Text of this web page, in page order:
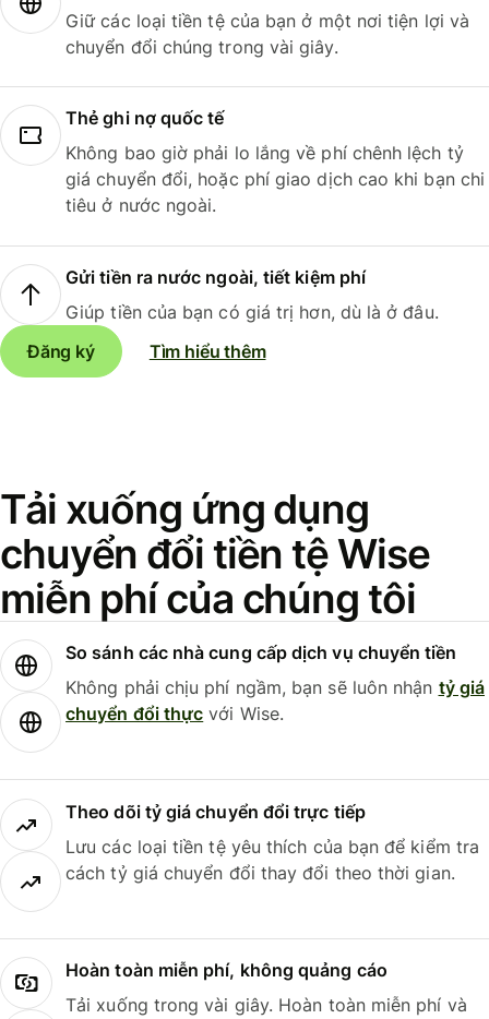
Giữ các loại tiền tệ của bạn ở một nơi tiện lợi và
chuyển đổi chúng trong vài giây.
Thẻ ghi nợ quốc tế
Không bao giờ phải lo lắng về phí chênh lệch tỷ
giá chuyển đổi, hoặc phí giao dịch cao khi bạn chi
tiêu ở nước ngoài.
Gửi tiền ra nước ngoài, tiết kiệm phí
Giúp tiền của bạn có giá trị hơn, dù là ở đâu.
Đăng ký
Tìm hiểu thêm
Tải xuống ứng dụng
chuyển đổi tiền tệ Wise
miễn phí của chúng tôi
So sánh các nhà cung cấp dịch vụ chuyển tiền
Không phải chịu phí ngầm, bạn sẽ luôn nhận tỷ giá
chuyển đổi thực với Wise.
Theo dõi tỷ giá chuyển đổi trực tiếp
Lưu các loại tiền tệ yêu thích của bạn để kiểm tra
cách tỷ giá chuyển đổi thay đổi theo thời gian.
Hoàn toàn miễn phí, không quảng cáo
Tải xuống trong vài giây. Hoàn toàn miễn phí và